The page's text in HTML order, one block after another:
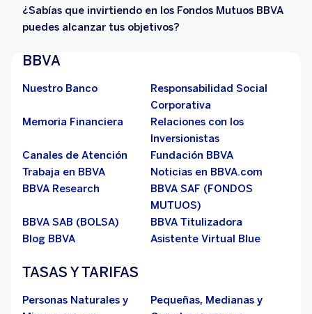
¿Sabías que invirtiendo en los Fondos Mutuos BBVA
puedes alcanzar tus objetivos?
BBVA
Nuestro Banco
Responsabilidad Social
Corporativa
Memoria Financiera
Relaciones con los
Inversionistas
Canales de Atención
Fundación BBVA
Trabaja en BBVA
Noticias en BBVA.com
BBVA Research
BBVA SAF (FONDOS
MUTUOS)
BBVA SAB (BOLSA)
BBVA Titulizadora
Blog BBVA
Asistente Virtual Blue
TASAS Y TARIFAS
Personas Naturales y
Pequeñas, Medianas y